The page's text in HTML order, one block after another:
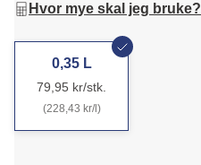
Hvor mye skal jeg bruke?
0,35 L
79,95 kr/stk.
(228,43 kr/l)